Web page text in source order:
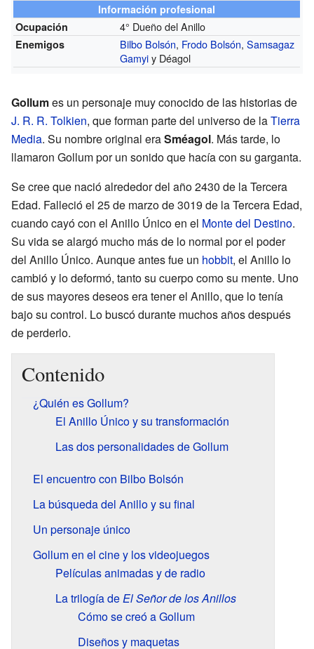
Información profesional
Ocupación
4° Dueño del Anillo
Enemigos Bilbo Bolsón, Frodo Bolsón,Samsagaz
Gamyiy Déagol
Gollumes un personaje muy conocido de las historias de
J. R. R. Tolkien, que forman parte del universo de laTierra
Media. Su nombre original eraSméagol. Más tarde, lo
llamaron Gollum por un sonido que hacía con su garganta.
Se cree que nació alrededor del año 2430 de la Tercera
Edad. Falleció el 25 de marzo de 3019 de la Tercera Edad,
cuando cayó con el Anillo Único en el Monte del Destino.
Su vida se alargó mucho más de lo normal por el poder
del Anillo Único. Aunque antes fue un hobbit, el Anillo lo
cambió y lo deformó, tanto su cuerpo como su mente. Uno
de sus mayores deseos era tener el Anillo, que lo tenía
bajo su control. Lo buscó durante muchos años después
de perderlo.
Contenido
¿Quién es Gollum?
El Anillo Único y su transformación
Las dos personalidades de Gollum
El encuentro con Bilbo Bolsón
La búsqueda del Anillo y su final
Un personaje único
Gollum en el cine y los videojuegos
Películas animadas y de radio
La trilogía deEl Señor de los Anillos
Cómo se creó a Gollum
Diseños y maquetas